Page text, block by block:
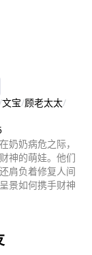
文宝/顾老太太/
奶奶病危之际，
神的萌娃。他们
肩负着修复人间
景如何携手财神